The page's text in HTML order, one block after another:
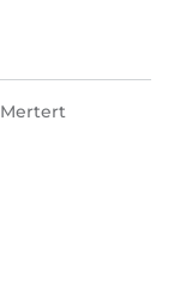
Mertert